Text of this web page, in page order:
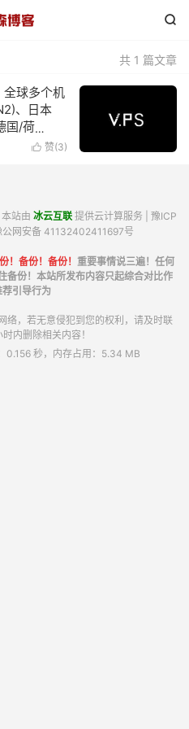

共 1 篇文章
全球多个机
、日本
国/荷
优惠低至
 赞(3)
| 本站由 冰云互联提供云计算服务 | 豫ICP
公网安备 41132402411697号
！备份！备份！ 重要事情说三遍！任何
备份！本站所发布内容只起综合对比作
引导行为
络，若无意侵犯到您的权利，请及时联
内删除相关内容！
0.156 秒，内存占用：5.34 MB